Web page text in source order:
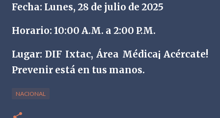
Fecha: Lunes, 28 de julio de 2025
Horario: 10:00 A.M. a 2:00 P.M.
Lugar: DIF Ixtac, Área Médica¡ Acércate!
Prevenir está en tus manos.
NACIONAL